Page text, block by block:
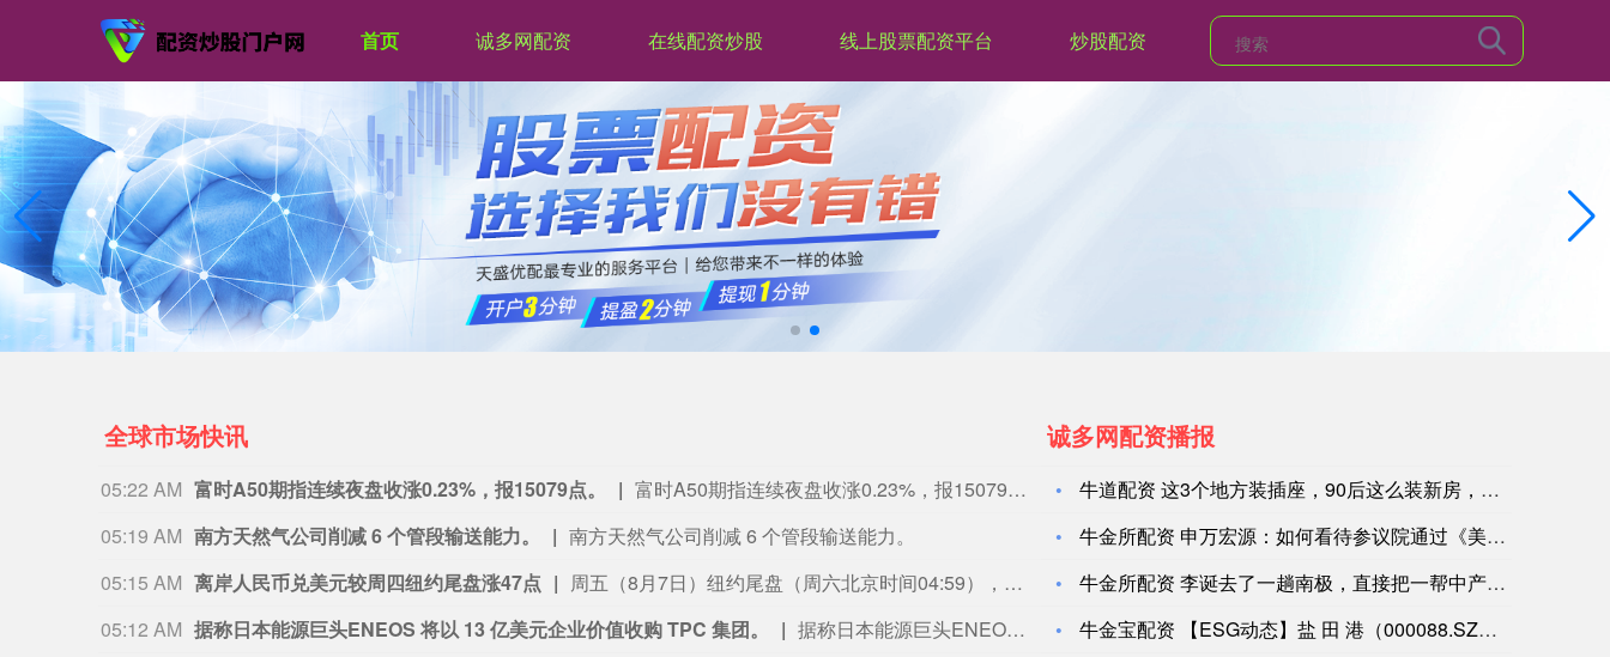
首页 诚多网配资 在线配资炒股 线上股票配资平台 炒股配资
全球市场快讯
05:05 AM 国际贵金属期货普遍收涨 COMEX白银期货本周累涨超10%
国际贵金属期货普遍收涨，COMEX黄金期货涨2.37%，报4401.3美元/盎司，本周累涨超7%；COMEX白银期货涨3.56%，报63.8美元/盎司，本周累涨超10%。
04:59 AM 国际金价在非农日涨约2.4%，本周累涨约7.3%
04:56 AM 美日联手干预见效 对冲基金大幅削减日元空仓
美国和日本当局协同出手稳定了日元后，对冲基金大幅减少了做空押注。商品期货交易委员会周五公布的数据显示，截至8月4日，期货和期权市场的杠杆基金将日元净空头头寸削减了约一半至6.36万份合约。这意味着空仓和6月底相比出现了大幅回撤，当时押注日元进一步贬值的仓位激增至近13.8万份合约，达到2007年以来之最。在美日利差扩大的影响下，日元一度跌至1986年以来的最低水平，刺激投机者加大了做空力度。美日两国政府联手干预后交易员开始减少空仓，日元也迎来反弹。尽管日本央行维持基准利率不变，但隔夜指数互换显示其9月加息的概率约在60%。美国周五公布的不及预期非农就业数据也令美元承压，降低了市场对美联储收紧货币政策的押注。交易员目前认为美国央行下个月上调利率的概率约为40%，远低于报告发布前的60%左右。
04:52 AM
摩根大通不动产专属基金：美国证券交易委员会文件显示，该基金已提交S类、A类、I类股份发行申请，发行规模未披露。
摩根大通不动产专属基金：美国证券交易委员会文件显示，
诚多网配资播报
牛道配资 这3个地方装插座，90后这么装新房，手机走到哪充到
牛金所配资 申万宏源：如何看待参议院通过《美丽大法案》？
牛金所配资 李诞去了一趟南极，直接把一帮中产的梦给干稀碎
牛金宝配资 【ESG动态】盐 田 港（000088.SZ）获